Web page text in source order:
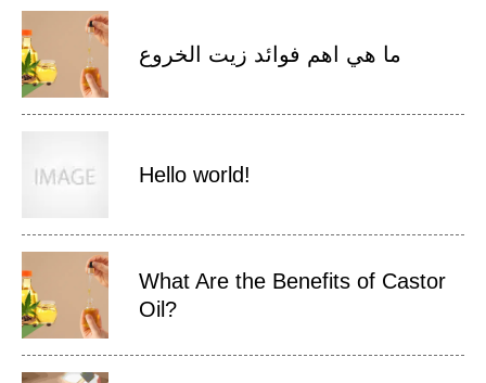
ما هي اهم فوائد زيت الخروع
Hello world!
What Are the Benefits of Castor
Oil?